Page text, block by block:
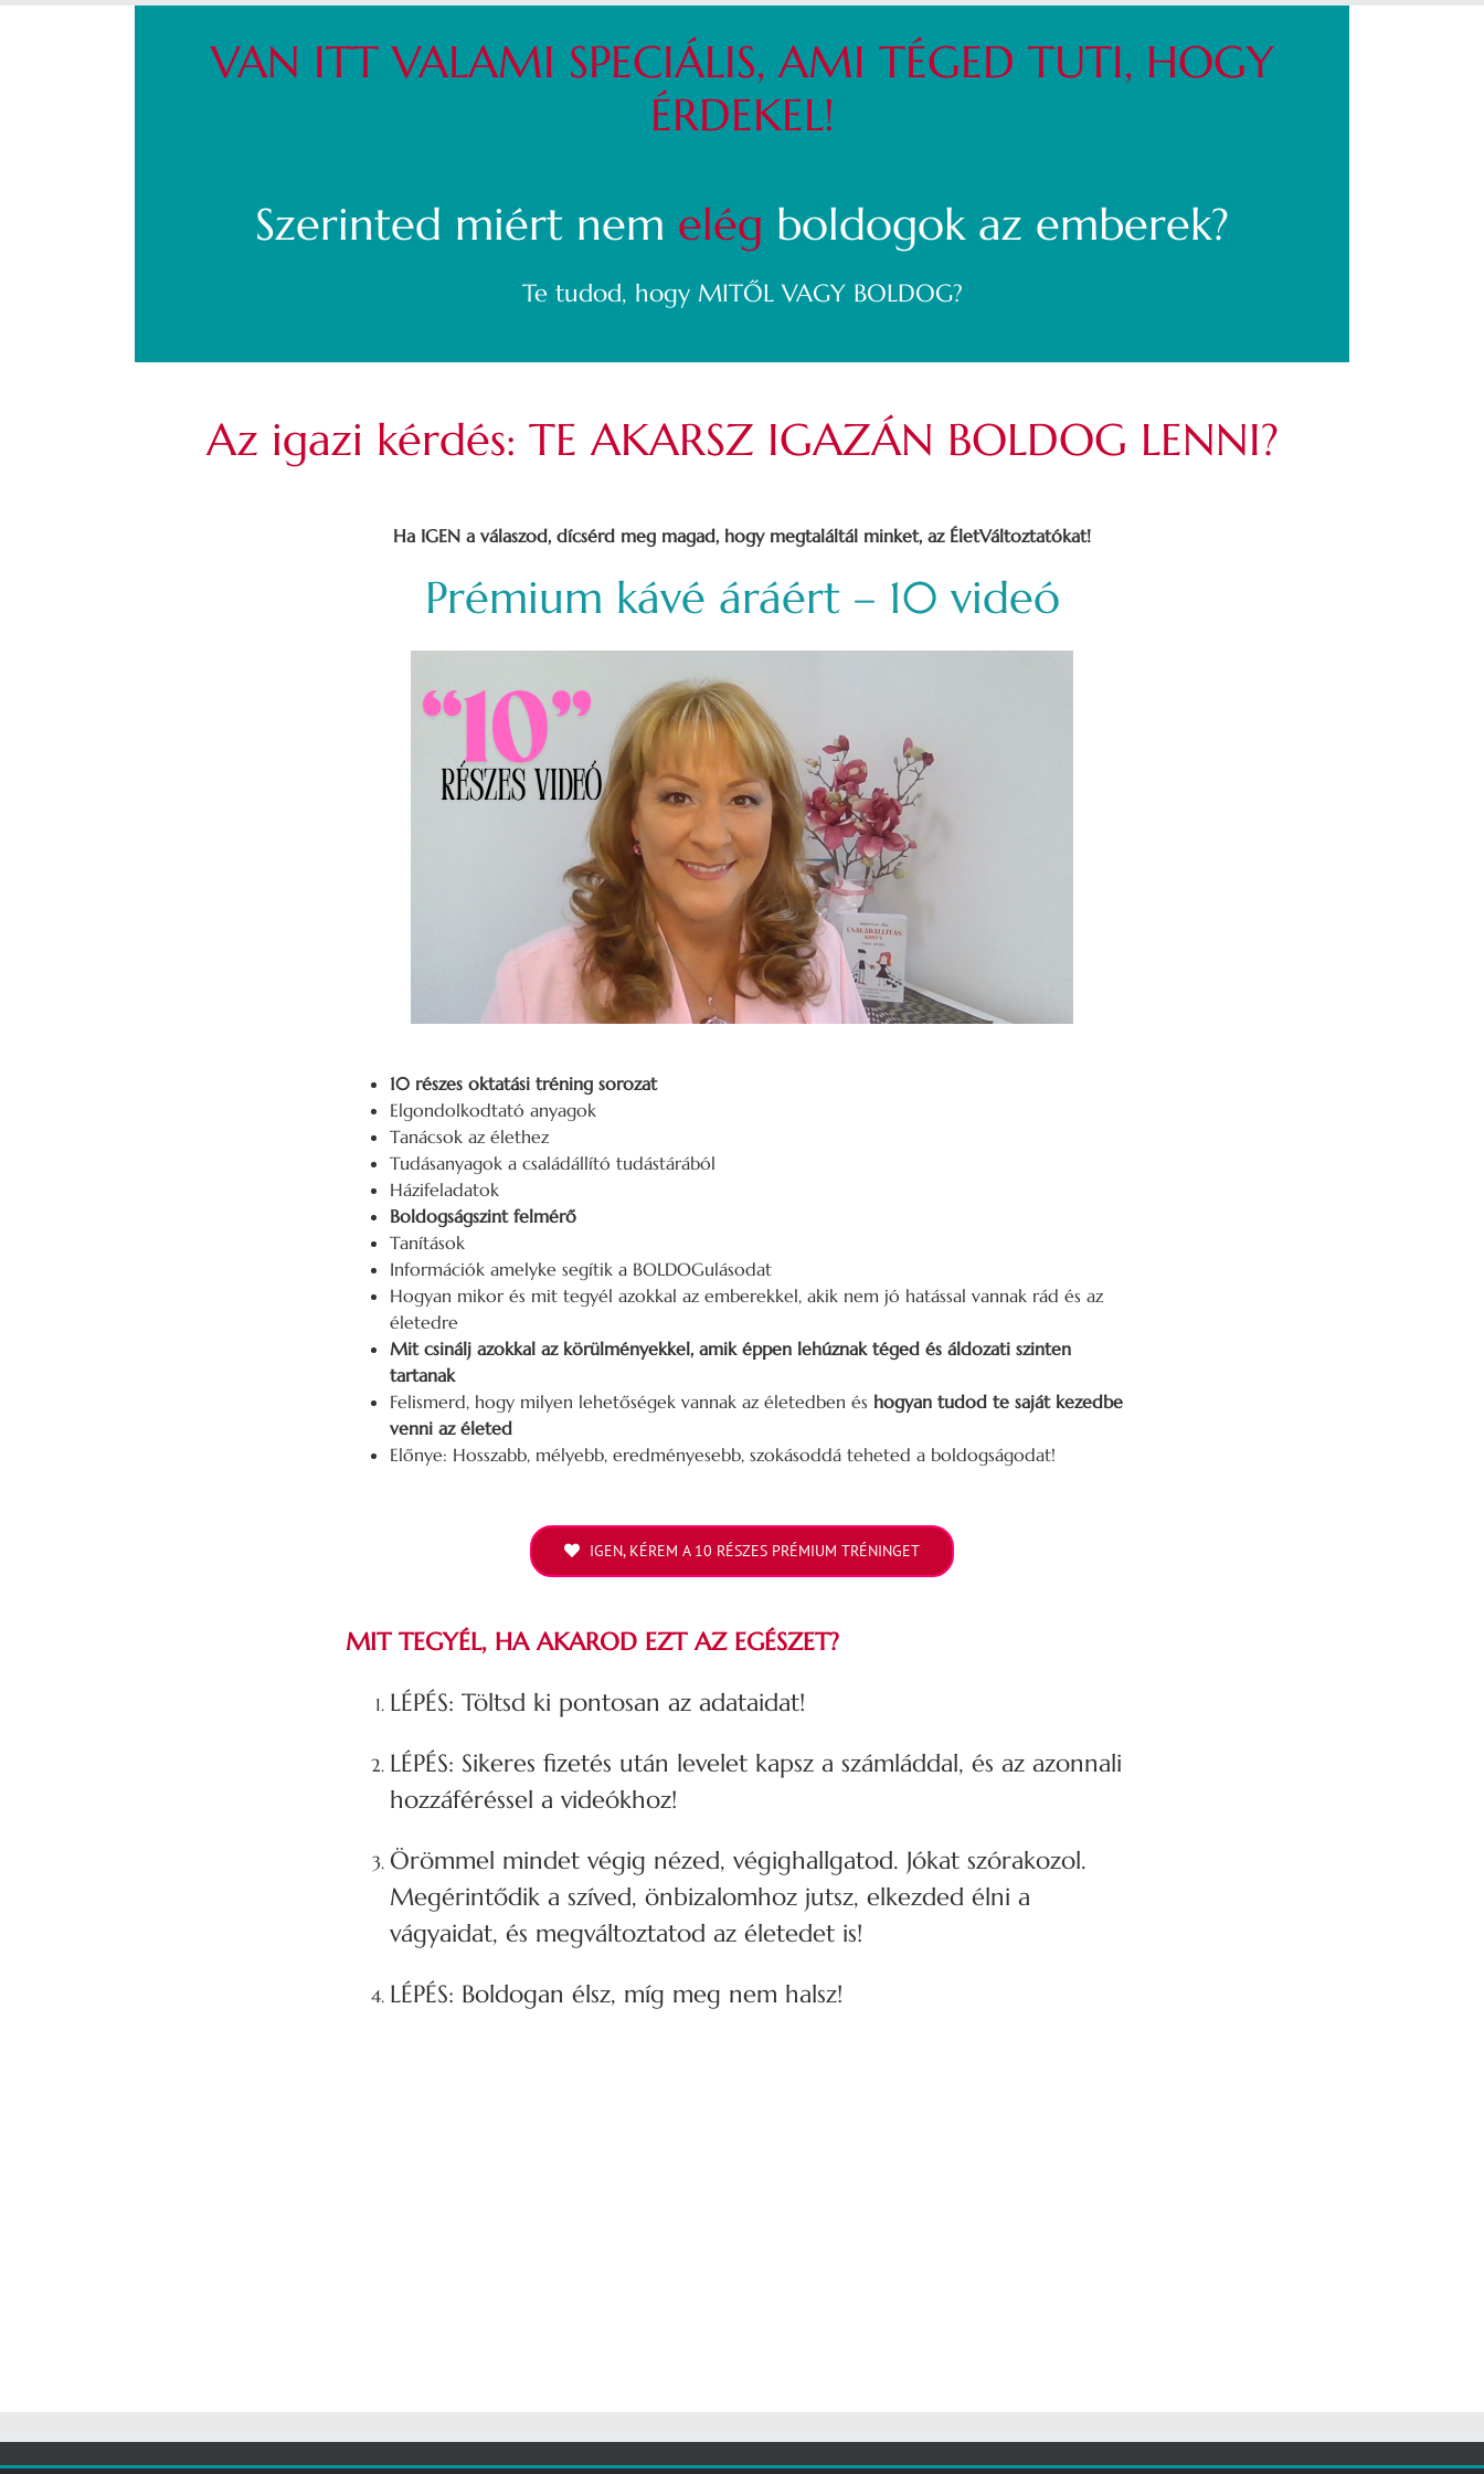
VAN ITT VALAMI SPECIÁLIS, AMI TÉGED TUTI, HOGY
ÉRDEKEL!
Szerinted miért nem elég boldogok az emberek?
Te tudod, hogy MITŐL VAGY BOLDOG?
Az igazi kérdés: TE AKARSZ IGAZÁN BOLDOG LENNI?
Ha IGEN a válaszod, dícsérd meg magad, hogy megtaláltál minket, az ÉletVáltoztatókat!
Prémium kávé áráért – 10 videó
10 részes oktatási tréning sorozat
Elgondolkodtató anyagok
Tanácsok az élethez
Tudásanyagok a családállító tudástárából
Házifeladatok
Boldogságszint felmérő
Tanítások
Információk amelyke segítik a BOLDOGulásodat
Hogyan mikor és mit tegyél azokkal az emberekkel, akik nem jó hatással vannak rád és az
életedre
Mit csinálj azokkal az körülményekkel, amik éppen lehúznak téged és áldozati szinten
tartanak
Felismerd, hogy milyen lehetőségek vannak az életedben és hogyan tudod te saját kezedbe
venni az életed
Előnye: Hosszabb, mélyebb, eredményesebb, szokásoddá teheted a boldogságodat!
IGEN, KÉREM A 10 RÉSZES PRÉMIUM TRÉNINGET
MIT TEGYÉL, HA AKAROD EZT AZ EGÉSZET?
LÉPÉS: Töltsd ki pontosan az adataidat!
LÉPÉS: Sikeres fizetés után levelet kapsz a számláddal, és az azonnali
hozzáféréssel a videókhoz!
Örömmel mindet végig nézed, végighallgatod. Jókat szórakozol.
Megérintődik a szíved, önbizalomhoz jutsz, elkezded élni a
vágyaidat, és megváltoztatod az életedet is!
LÉPÉS: Boldogan élsz, míg meg nem halsz!